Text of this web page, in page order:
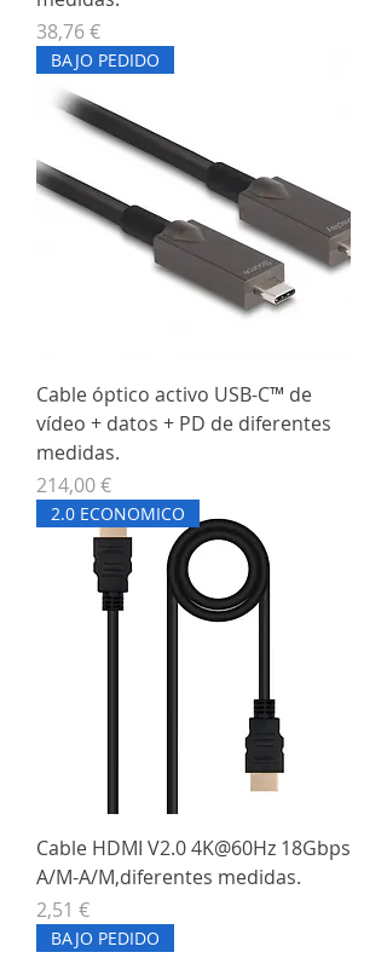
Precio
38,76 €
BAJO PEDIDO
Cable óptico activo USB-C™ de
vídeo + datos + PD de diferentes
medidas.
Precio
214,00 €
2.0 ECONOMICO
Cable HDMI V2.0 4K@60Hz 18Gbps
A/M-A/M,diferentes medidas.
Precio
2,51 €
BAJO PEDIDO